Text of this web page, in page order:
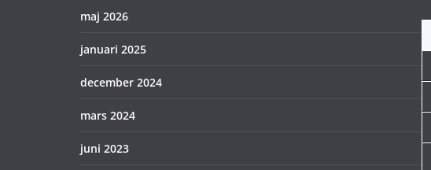
maj 2026
januari 2025
december 2024
mars 2024
juni 2023